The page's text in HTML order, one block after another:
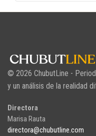
© 2026 ChubutLine -
y un análisis de la realidad
Directora
Marisa Rauta
directora@chubutline.com